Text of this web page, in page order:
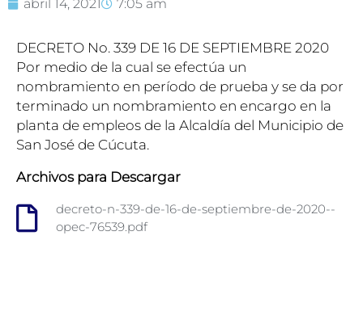
abril 14, 2021 7:05 am
DECRETO No. 339 DE 16 DE SEPTIEMBRE 2020
Por medio de la cual se efectúa un
nombramiento en período de prueba y se da por
terminado un nombramiento en encargo en la
planta de empleos de la Alcaldía del Municipio de
San José de Cúcuta.
Archivos para Descargar
decreto-n-339-de-16-de-septiembre-de-2020--
opec-76539.pdf